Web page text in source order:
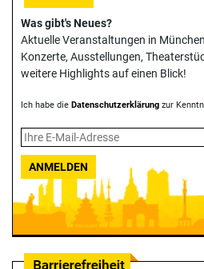
Was gibt's Neues?
Aktuelle Veranstaltungen in
Konzerte, Ausstellungen,
weitere Highlights auf einen Blick!
Ich habe die Datenschutzerklärung zur
ANMELDEN